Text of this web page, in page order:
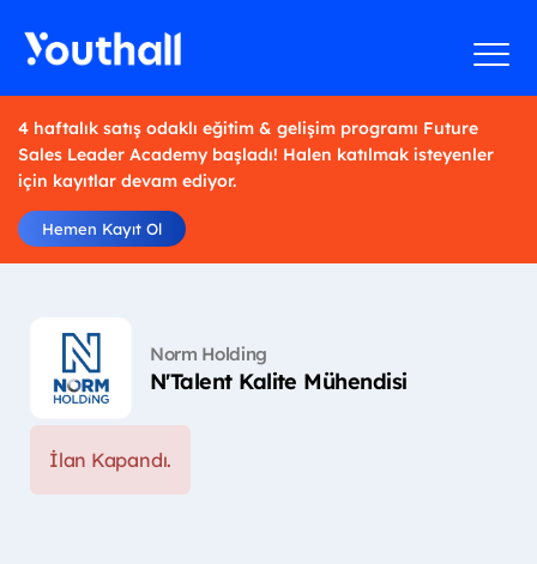
4 haftalık satış odaklı eğitim & gelişim programı Future
Sales Leader Academy başladı! Halen katılmak isteyenler
için kayıtlar devam ediyor.
Hemen Kayıt Ol
Norm Holding
N'Talent Kalite Mühendisi
İlan Kapandı.